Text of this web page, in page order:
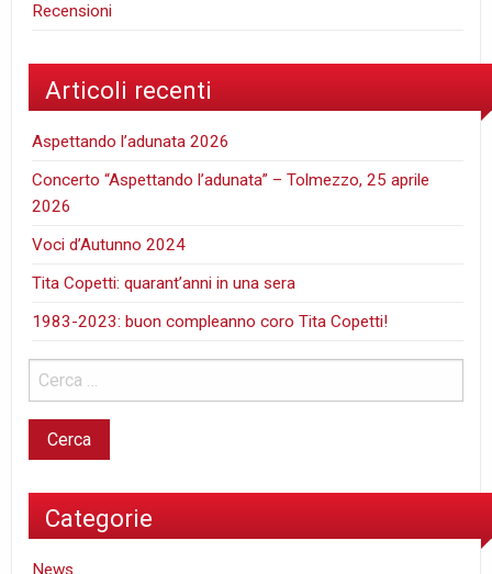
Recensioni
Articoli recenti
Aspettando l’adunata 2026
Concerto “Aspettando l’adunata” – Tolmezzo, 25 aprile
2026
Voci d’Autunno 2024
Tita Copetti: quarant’anni in una sera
1983-2023: buon compleanno coro Tita Copetti!
Categorie
News